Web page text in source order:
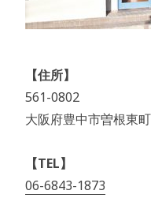
【住所】
561-0802
大阪府豊中市曽根東
【TEL】
06-6843-1873